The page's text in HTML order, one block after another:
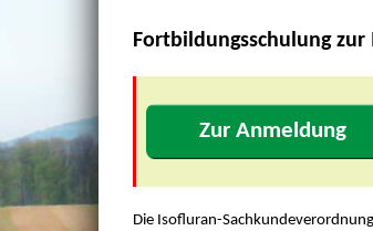
Fortbildungsschulung zur
Zur Anmeldung
Die Isofluran-